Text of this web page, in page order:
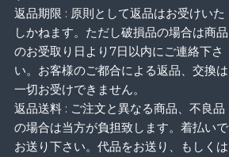
返品期限 : 原則として返品はお受けいた
しかねます。ただし破損品の場合は商品
のお受取り日より7日以内にご連絡下さ
い。お客様のご都合による返品、交換は
一切お受けできません。
返品送料 : ご注文と異なる商品、不良品
の場合は当方が負担致します。着払いで
お送り下さい。代品をお送り、もしくは